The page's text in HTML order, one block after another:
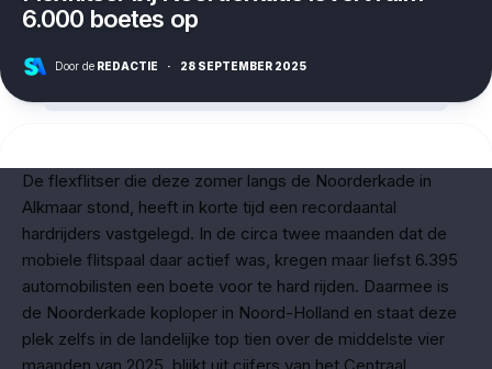
6.000 boetes op
Door de REDACTIE · 28 SEPTEMBER 2025
De flexflitser die deze zomer langs de Noorderkade in
Alkmaar stond, heeft in korte tijd een recordaantal
hardrijders vastgelegd. In de circa twee maanden dat de
mobiele flitspaal daar actief was, kregen maar liefst 6.395
automobilisten een boete voor te hard rijden. Daarmee is
de Noorderkade koploper in Noord-Holland en staat deze
plek zelfs in de landelijke top tien over de middelste vier